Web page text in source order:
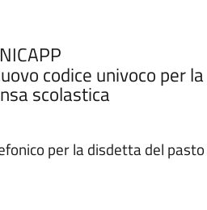
codice univoco per la
scolastica
per la disdetta del